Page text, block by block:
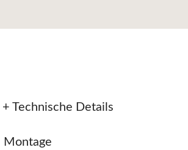
Technische Details
Montage